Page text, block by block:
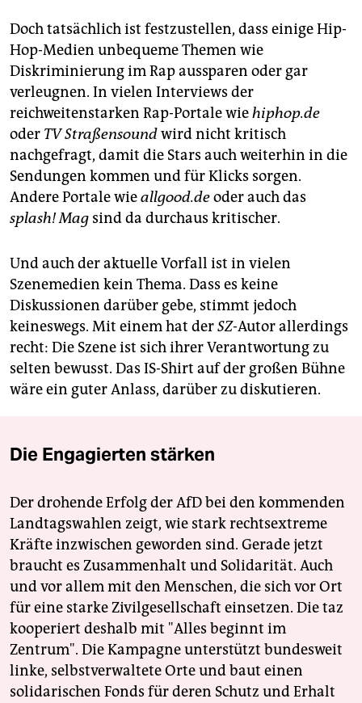
Doch tatsächlich ist festzustellen, dass einige Hip-
Hop-Medien unbequeme Themen wie
Diskriminierung im Rap aussparen oder gar
verleugnen. In vielen Interviews der
reichweitenstarken Rap-Portale wiehiphop.de
oder TV Straßensoundwird nicht kritisch
nachgefragt, damit die Stars auch weiterhin in die
Sendungen kommen und für Klicks sorgen.
Andere Portale wieallgood.deoder auch das
splash! Mag sind da durchaus kritischer.
Und auch der aktuelle Vorfall ist in vielen
Szenemedien kein Thema. Dass es keine
Diskussionen darüber gebe, stimmt jedoch
keineswegs. Mit einem hat derSZ-Autor allerdings
recht: Die Szene ist sich ihrer Verantwortung zu
selten bewusst. Das IS-Shirt auf der großen Bühne
wäre ein guter Anlass, darüber zu diskutieren.
Die Engagierten stärken
Der drohende Erfolg der AfD bei den kommenden
Landtagswahlen zeigt, wie stark rechtsextreme
Kräfte inzwischen geworden sind. Gerade jetzt
braucht es Zusammenhalt und Solidarität. Auch
und vor allem mit den Menschen, die sich vor Ort
für eine starke Zivilgesellschaft einsetzen. Die taz
kooperiert deshalb mit "Alles beginnt im
Zentrum". Die Kampagne unterstützt bundesweit
linke, selbstverwaltete Orte und baut einen
solidarischen Fonds für deren Schutz und Erhalt